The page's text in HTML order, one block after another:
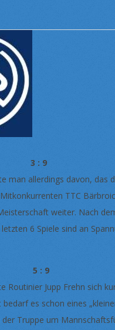
I 3 : 9
man allerdings davon, das
TTC
weiter. Nach
6 Spiele sind an
5 : 9
Routinier Jupp Frehn sich
es schon eines
Truppe um